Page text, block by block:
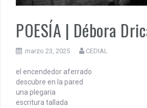
POESÍA | Débora
marzo 23, 2025 CEDIAL
el encendedor aferrado
descubre en la pared
una plegaria
escritura tallada